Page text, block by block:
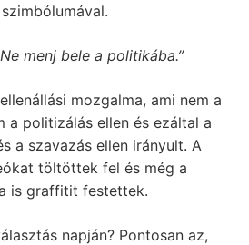
menj bele a politikába.”
mozgalma, ami nem a
a politizálás ellen és ezáltal a
a szavazás ellen irányult. A
töltöttek fel és még a
is graffitit festettek.
napján? Pontosan az,